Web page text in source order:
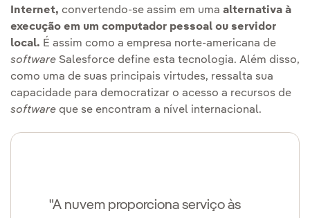
Internet, convertendo-se assim em uma alternativa à
execução em um computador pessoal ou servidor
local. É assim como a empresa norte-americana de
software Salesforce define esta tecnologia. Além disso,
como uma de suas principais virtudes, ressalta sua
capacidade para democratizar o acesso a recursos de
software que se encontram a nível internacional.
"A nuvem proporciona serviço às